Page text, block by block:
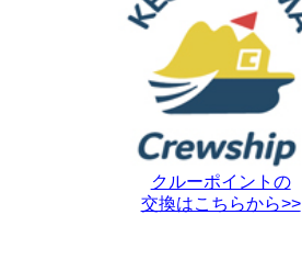
クルーポイントの
交換はこちらから>>